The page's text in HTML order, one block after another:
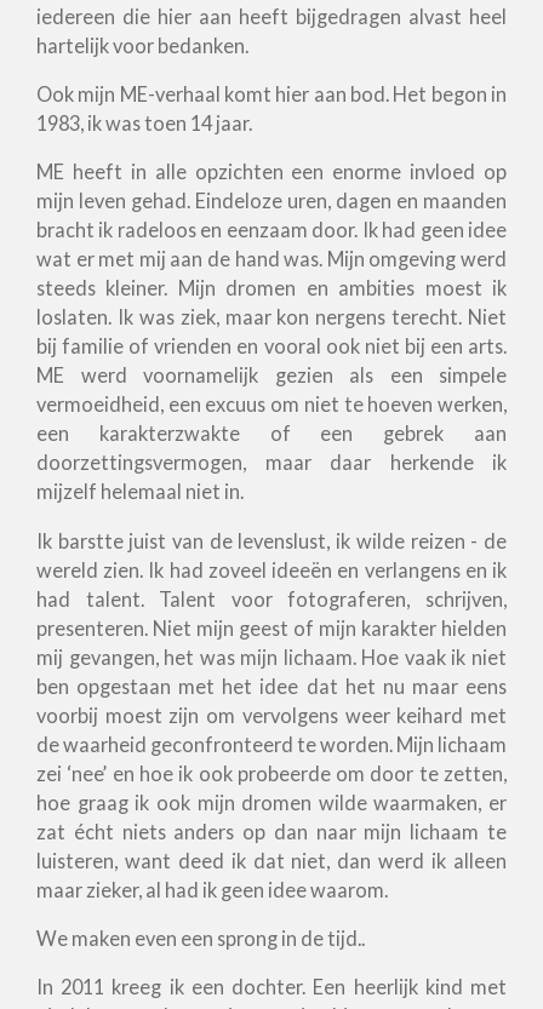
iedereen die hier aan heeft bijgedragen alvast heel
hartelijk voor bedanken.
Ook mijn ME-verhaal komt hier aan bod. Het begon in
1983, ik was toen 14 jaar.
ME heeft in alle opzichten een enorme invloed op
mijn leven gehad. Eindeloze uren, dagen en maanden
bracht ik radeloos en eenzaam door. Ik had geen idee
wat er met mij aan de hand was. Mijn omgeving werd
steeds kleiner. Mijn dromen en ambities moest ik
loslaten. Ik was ziek, maar kon nergens terecht. Niet
bij familie of vrienden en vooral ook niet bij een arts.
ME werd voornamelijk gezien als een simpele
vermoeidheid, een excuus om niet te hoeven werken,
een karakterzwakte of een gebrek aan
doorzettingsvermogen, maar daar herkende ik
mijzelf helemaal niet in.
Ik barstte juist van de levenslust, ik wilde reizen - de
wereld zien. Ik had zoveel ideeën en verlangens en ik
had talent. Talent voor fotograferen, schrijven,
presenteren. Niet mijn geest of mijn karakter hielden
mij gevangen, het was mijn lichaam. Hoe vaak ik niet
ben opgestaan met het idee dat het nu maar eens
voorbij moest zijn om vervolgens weer keihard met
de waarheid geconfronteerd te worden. Mijn lichaam
zei ‘nee’ en hoe ik ook probeerde om door te zetten,
hoe graag ik ook mijn dromen wilde waarmaken, er
zat écht niets anders op dan naar mijn lichaam te
luisteren, want deed ik dat niet, dan werd ik alleen
maar zieker, al had ik geen idee waarom.
We maken even een sprong in de tijd..
In 2011 kreeg ik een dochter. Een heerlijk kind met